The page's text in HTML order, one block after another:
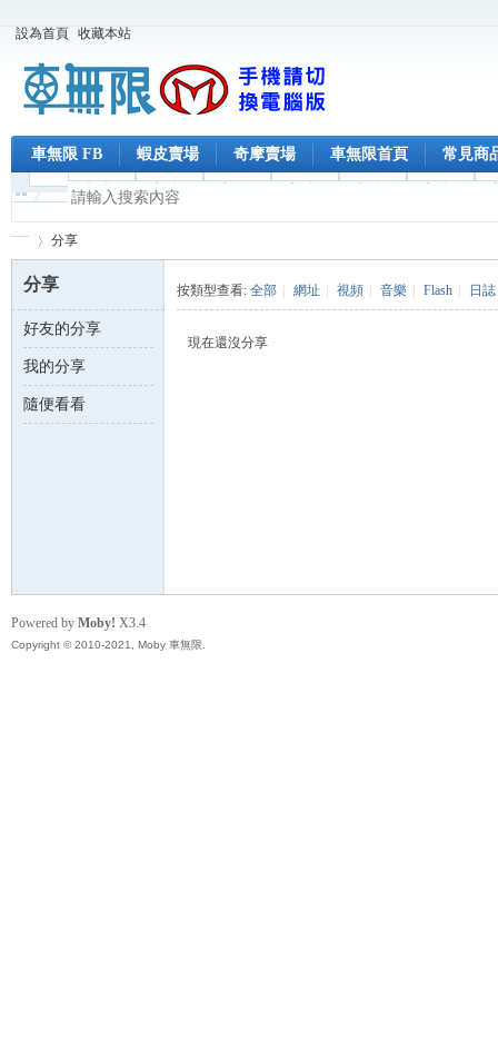
設為首頁 收藏本站
車無限 FB 蝦皮賣場 奇摩賣場 車無限首頁 常見商
車 ›
分享
分享
好友的分享
我的分享
隨便看看
按類型查看: 全部 網址 視頻 音樂 Flash 日誌
現在還沒分享
Powered by Moby! X3.4
Copyright © 2010-2021, Moby 車無限.